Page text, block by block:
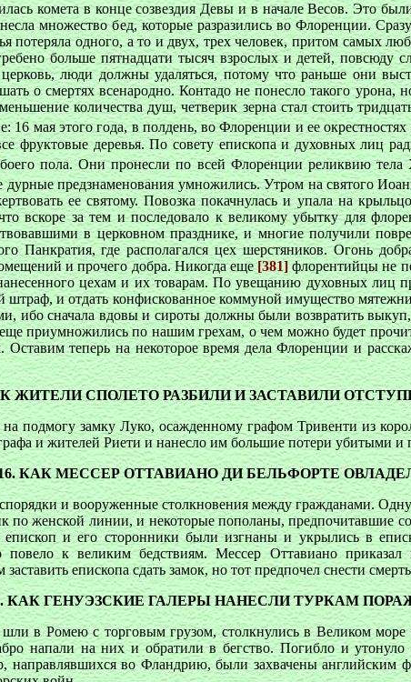
комета в конце созвездия Девы и в начале Весов. Это
множество бед, которые разразились во Флоренции.
потеряла одного, а то и двух, трех человек, притом самых
больше пятнадцати тысяч взрослых и детей, повсюду
люди должны удаляться, потому что раньше они
о смертях всенародно. Контадо не понесло такого урона,
количества душ, четверик зерна стал стоить
16 мая этого года, в полдень, во Флоренции и ее
деревья. По совету епископа и духовных лиц
пола. Они пронесли по всей Флоренции реликвию
дурные предзнаменования умножились. Утром на святого
ее святому. Повозка покачнулась и упала на
вскоре за тем и последовало к великому убытку для
в церковном празднике, и многие получили
Панкратия, где располагался цех шерстяников. Огонь
и прочего добра. Никогда еще[381]флорентийцы не
цехам и их товарам. По увещанию духовных лиц
штраф, и отдать конфискованное коммуной имущество
ибо сначала вдовы и сироты должны были возвратить
приумножились по нашим грехам, о чем можно будет
теперь на некоторое время дела Флоренции и
ЖИТЕЛИ СПОЛЕТО РАЗБИЛИ И ЗАСТАВИЛИ
подмогу замку Луко, осажденному графом Тривенти из
и жителей Риети и нанесло им большие потери убитыми
КАК МЕССЕР ОТТАВИАНО ДИ БЕЛЬФОРТЕ
и вооруженные столкновения между гражданами.
по женской линии, и некоторые пополаны, предпочитавшие
и его сторонники были изгнаны и укрылись в
к великим бедствиям. Мессер Оттавиано приказал
епископа сдать замок, но тот предпочел снести
КАК ГЕНУЭЗСКИЕ ГАЛЕРЫ НАНЕСЛИ ТУРКАМ
в Ромею с торговым грузом, столкнулись в Великом
напали на них и обратили в бегство. Погибло и
направлявшихся во Фландрию, были захвачены